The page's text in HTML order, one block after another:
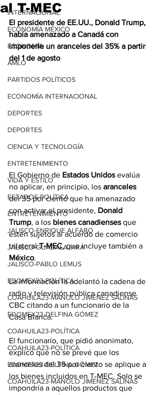
INTERNACIONAL
ECONOMÍA MÉXICO
ECONOMÍA
AMLO
PARTIDOS POLÍTICOS
ECONOMÍA INTERNACIONAL
DEPORTES
DEPORTES
CIENCIA Y TECNOLOGÍA
ENTRETENIMIENTO
VIDA Y ESTILO
ESTADOS-POLÍTICA
ENTRETENIMIENTO
JALISCO-ENRIQUE ALFARO
JALISCO-GUADALAJARA
JALISCO-PABLO LEMUS
EDOMEX23-POLÍTICA
COAHUILA23-MANOLO JIMÉNEZ SALINAS
EDOMEX23-DELFINA GÓMEZ
COAHUILA23-POLÍTICA
COAHUILA23-POLÍTICA
EDOMEX23-DELFINA GÓMEZ
COAHUILA23-MANOLO JIMÉNEZ SALINAS
al T-MEC
El presidente de EE.UU., Donald Trump,
había amenazado a Canadá con
imponerle un aranceles del 35% a partir
del 1 de agosto
El Gobierno de Estados Unidos evalúa
no aplicar, en principio, los aranceles
del 35 por ciento que ha amenazado
con activar el presidente, Donald
Trump, a los bienes canadienses que
estén sujetos al acuerdo de comercio
trilateral T-MEC, que incluye también a
México.
La información la adelantó la cadena de
radio y televisión pública canadiense
CBC citando a un funcionario de la
Casa Blanca.
El funcionario, que pidió anonimato,
explicó que no se prevé que los
aranceles del 35 por ciento se aplique a
los bienes incluidos en T-MEC. Solo se
impondría a aquellos productos que